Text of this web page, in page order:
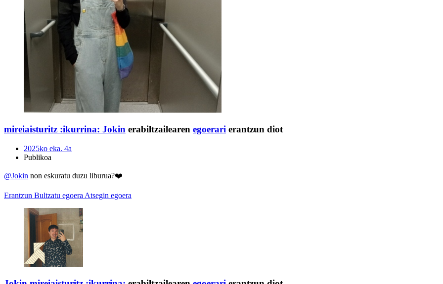
mireiaisturitz :ikurrina: Jokin erabiltzailearen egoerari erantzun diot
2025ko eka. 4a
Publikoa
@Jokin non eskuratu duzu liburua?❤️
Erantzun Bultzatu egoera Atsegin egoera